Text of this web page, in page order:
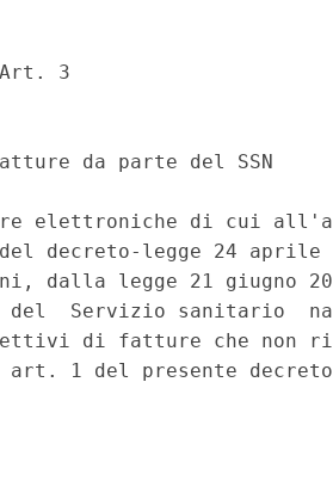
3
da parte del SSN
elettroniche di cui
decreto-legge 24 aprile
dalla legge 21 giugno
Servizio sanitario
di fatture che non